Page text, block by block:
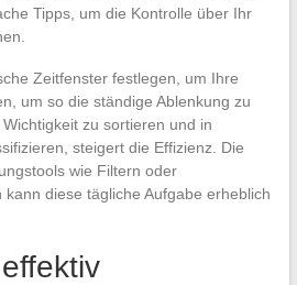
Tipps, um die Kontrolle über Ihr
Zeitfenster festlegen, um Ihre
um so die ständige Ablenkung zu
zu sortieren und in
steigert die Effizienz. Die
wie Filtern oder
diese tägliche Aufgabe erheblich